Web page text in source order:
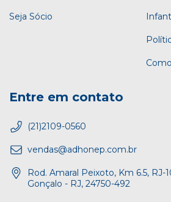
Seja Sócio
Entre em contato
(21)2109-0560
vendas@adhonep.com.br
Rod. Amaral Peixoto, Km 6.5, RJ-
Gonçalo - RJ, 24750-492